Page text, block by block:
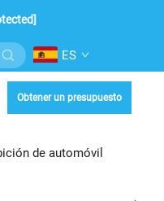
ES
Obtener un presupuesto
de automóvil